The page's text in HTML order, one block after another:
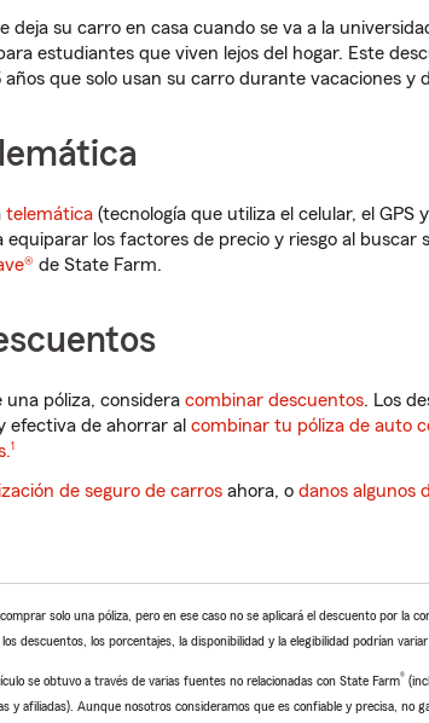
deja su carro en casa cuando se va a la
estudiantes que viven lejos del hogar. Este
que solo usan su carro durante vacaciones y
telemática (tecnología que utiliza el celular, el GPS
equiparar los factores de precio y riesgo al buscar
de State Farm.
una póliza, considera combinar descuentos. Los
efectiva de ahorrar al combinar tu póliza de auto
Nota de pie de página
1
de seguro de carros ahora, o danos algunos
solo una póliza, pero en ese caso no se aplicará el descuento por la
descuentos, los porcentajes, la disponibilidad y la elegibilidad podrían
se obtuvo a través de varias fuentes no relacionadas con State Farm®
y afiliadas). Aunque nosotros consideramos que es confiable y precisa, no